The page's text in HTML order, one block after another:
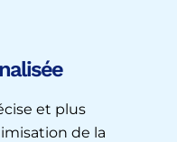
et plus
de la